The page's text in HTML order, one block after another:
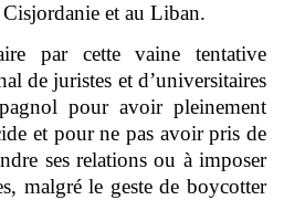
Cisjordanie et au Liban.
par cette vaine tentative
de juristes et d’universitaires
pour avoir pleinement
et pour ne pas avoir pris de
ses relations ou à imposer
malgré le geste de boycotter